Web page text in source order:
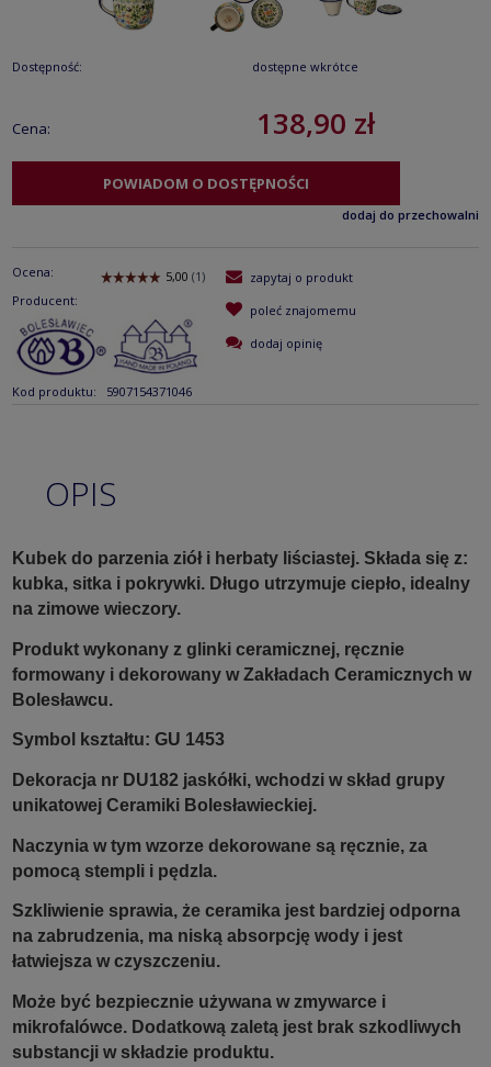
Dostępność: dostępne wkrótce
Cena: 138,90 zł
POWIADOM O DOSTĘPNOŚCI
dodaj do przechowalni
Ocena:
Producent:
Kod produktu: 5907154371046
zapytaj o produkt
poleć znajomemu
dodaj opinię
OPIS
Kubek do parzenia ziół i herbaty liściastej. Składa się z:
kubka, sitka i pokrywki. Długo utrzymuje ciepło, idealny
na zimowe wieczory.
Produkt wykonany z glinki ceramicznej, ręcznie
formowany i dekorowany w Zakładach Ceramicznych w
Bolesławcu.
Symbol kształtu: GU 1453
Dekoracja nr DU182 jaskółki, wchodzi w skład grupy
unikatowej Ceramiki Bolesławieckiej.
Naczynia w tym wzorze dekorowane są ręcznie, za
pomocą stempli i pędzla.
Szkliwienie sprawia, że ceramika jest bardziej odporna
na zabrudzenia, ma niską absorpcję wody i jest
łatwiejsza w czyszczeniu.
Może być bezpiecznie używana w zmywarce i
mikrofalówce. Dodatkową zaletą jest brak szkodliwych
substancji w składzie produktu.